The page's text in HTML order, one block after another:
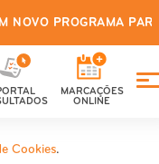
de
analíticos e
Cookies.
NOVO PROGRAMA
MARCAÇÕES
ONLINE